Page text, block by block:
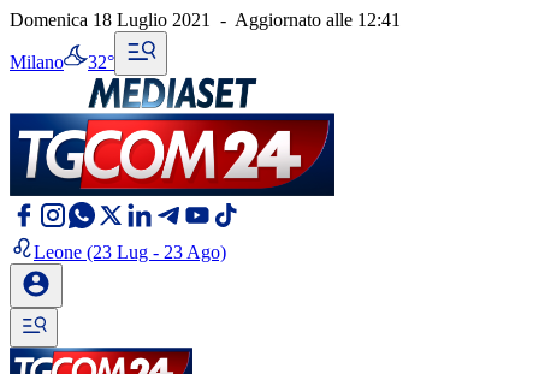
Domenica 18 Luglio 2021 - Aggiornato alle 12:41
Milano 32°
Leone (23 Lug - 23 Ago)